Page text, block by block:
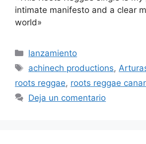
intimate manifesto and a clear
world»
lanzamiento
achinech productions,
roots reggae, roots reggae
Deja un comentario